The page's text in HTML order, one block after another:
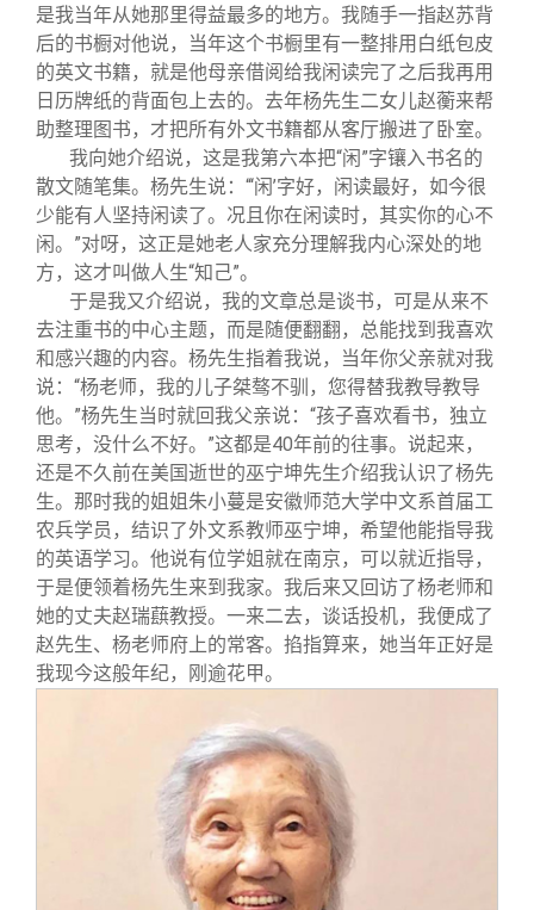
是我当年从她那里得益最多的地方。我随手一指赵苏背
后的书橱对他说，当年这个书橱里有一整排用白纸包皮
的英文书籍，就是他母亲借阅给我闲读完了之后我再用
日历牌纸的背面包上去的。去年杨先生二女儿赵蘅来帮
助整理图书，才把所有外文书籍都从客厅搬进了卧室。
我向她介绍说，这是我第六本把“闲”字镶入书名的
散文随笔集。杨先生说：“‘闲’字好，闲读最好，如今很
少能有人坚持闲读了。况且你在闲读时，其实你的心不
闲。”对呀，这正是她老人家充分理解我内心深处的地
方，这才叫做人生“知己”。
于是我又介绍说，我的文章总是谈书，可是从来不
去注重书的中心主题，而是随便翻翻，总能找到我喜欢
和感兴趣的内容。杨先生指着我说，当年你父亲就对我
说：“杨老师，我的儿子桀骜不驯，您得替我教导教导
他。”杨先生当时就回我父亲说：“孩子喜欢看书，独立
思考，没什么不好。”这都是40年前的往事。说起来，
还是不久前在美国逝世的巫宁坤先生介绍我认识了杨先
生。那时我的姐姐朱小蔓是安徽师范大学中文系首届工
农兵学员，结识了外文系教师巫宁坤，希望他能指导我
的英语学习。他说有位学姐就在南京，可以就近指导，
于是便领着杨先生来到我家。我后来又回访了杨老师和
她的丈夫赵瑞蕻教授。一来二去，谈话投机，我便成了
赵先生、杨老师府上的常客。掐指算来，她当年正好是
我现今这般年纪，刚逾花甲。